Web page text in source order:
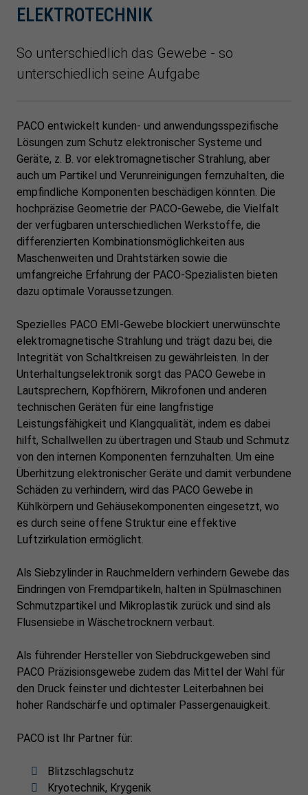
ELEKTROTECHNIK
So unterschiedlich das Gewebe - so
unterschiedlich seine Aufgabe
PACO entwickelt kunden- und anwendungsspezifische
Lösungen zum Schutz elektronischer Systeme und
Geräte, z. B. vor elektromagnetischer Strahlung, aber
auch um Partikel und Verunreinigungen fernzuhalten, die
empfindliche Komponenten beschädigen könnten. Die
hochpräzise Geometrie der PACO-Gewebe, die Vielfalt
der verfügbaren unterschiedlichen Werkstoffe, die
differenzierten Kombinationsmöglichkeiten aus
Maschenweiten und Drahtstärken sowie die
umfangreiche Erfahrung der PACO-Spezialisten bieten
dazu optimale Voraussetzungen.
Spezielles PACO EMI-Gewebe blockiert unerwünschte
elektromagnetische Strahlung und trägt dazu bei, die
Integrität von Schaltkreisen zu gewährleisten. In der
Unterhaltungselektronik sorgt das PACO Gewebe in
Lautsprechern, Kopfhörern, Mikrofonen und anderen
technischen Geräten für eine langfristige
Leistungsfähigkeit und Klangqualität, indem es dabei
hilft, Schallwellen zu übertragen und Staub und Schmutz
von den internen Komponenten fernzuhalten. Um eine
Überhitzung elektronischer Geräte und damit verbundene
Schäden zu verhindern, wird das PACO Gewebe in
Kühlkörpern und Gehäusekomponenten eingesetzt, wo
es durch seine offene Struktur eine effektive
Luftzirkulation ermöglicht.
Als Siebzylinder in Rauchmeldern verhindern Gewebe das
Eindringen von Fremdpartikeln, halten in Spülmaschinen
Schmutzpartikel und Mikroplastik zurück und sind als
Flusensiebe in Wäschetrocknern verbaut.
Als führender Hersteller von Siebdruckgeweben sind
PACO Präzisionsgewebe zudem das Mittel der Wahl für
den Druck feinster und dichtester Leiterbahnen bei
hoher Randschärfe und optimaler Passergenauigkeit.
PACO ist Ihr Partner für:
Blitzschlagschutz
Kryotechnik, Krygenik